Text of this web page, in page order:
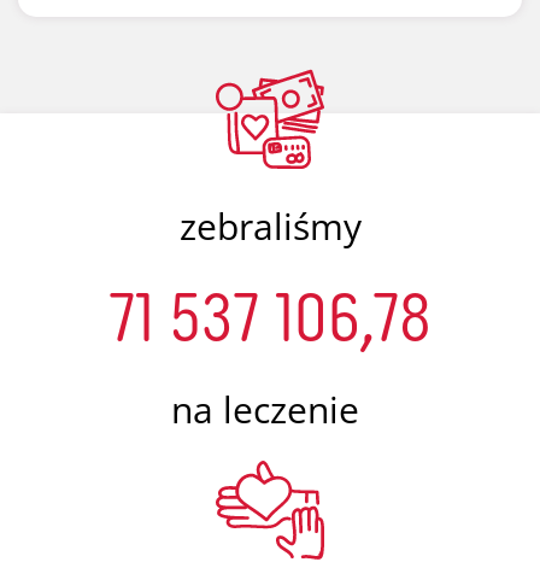
zebraliśmy
71 537 106,78
na leczenie